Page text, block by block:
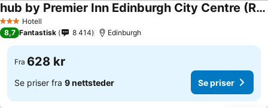
3 StjernerHotell
hub by Premier Inn Edinburgh City Centre (Rose Street) hotel
8,7 Fantastisk 8 414 Edinburgh
Fra 628 kr
Se priser fra 9 nettsteder Se priser